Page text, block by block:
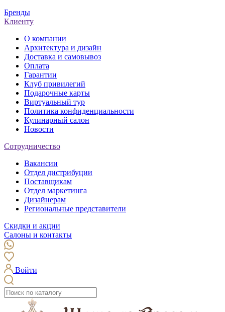
Бренды
Клиенту
О компании
Архитектура и дизайн
Доставка и самовывоз
Оплата
Гарантии
Клуб привилегий
Подарочные карты
Виртуальный тур
Политика конфиденциальности
Кулинарный салон
Новости
Сотрудничество
Вакансии
Отдел дистрибуции
Поставщикам
Отдел маркетинга
Дизайнерам
Региональные представители
Скидки и акции
Салоны и контакты
Войти